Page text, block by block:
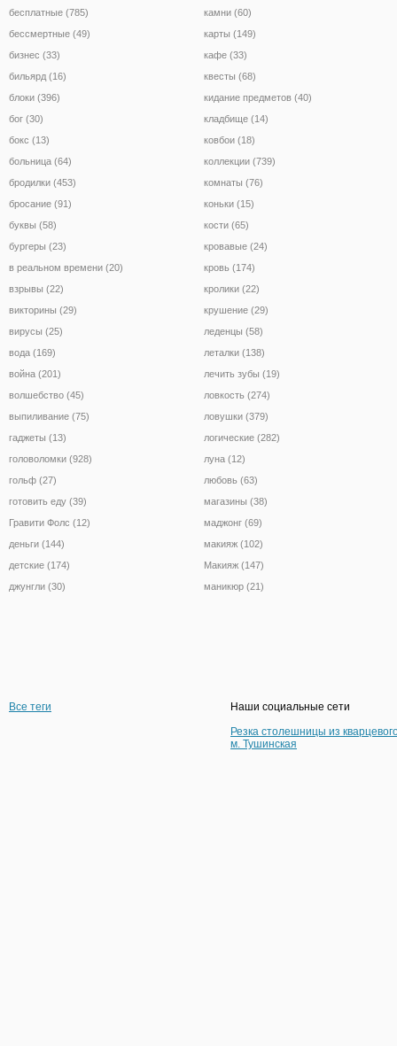
бесплатные (785)
бессмертные (49)
бизнес (33)
бильярд (16)
блоки (396)
бог (30)
бокс (13)
больница (64)
бродилки (453)
бросание (91)
буквы (58)
бургеры (23)
в реальном времени (20)
взрывы (22)
викторины (29)
вирусы (25)
вода (169)
война (201)
волшебство (45)
выпиливание (75)
гаджеты (13)
головоломки (928)
гольф (27)
готовить еду (39)
Гравити Фолс (12)
деньги (144)
детские (174)
джунгли (30)
камни (60)
карты (149)
кафе (33)
квесты (68)
кидание предметов (40)
кладбище (14)
ковбои (18)
коллекции (739)
комнаты (76)
коньки (15)
кости (65)
кровавые (24)
кровь (174)
кролики (22)
крушение (29)
леденцы (58)
леталки (138)
лечить зубы (19)
ловкость (274)
ловушки (379)
логические (282)
луна (12)
любовь (63)
магазины (38)
маджонг (69)
макияж (102)
Макияж (147)
маникюр (21)
Все теги
Наши социальные сети
Резка столешницы из
м. Тушинская